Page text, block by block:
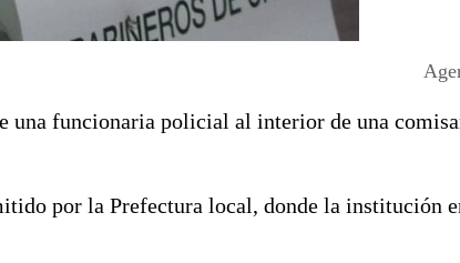
una funcionaria policial al interior de una
por la Prefectura local, donde la institución